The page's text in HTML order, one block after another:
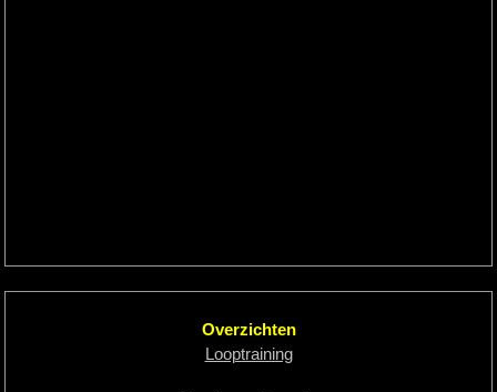
Overzichten
Looptraining